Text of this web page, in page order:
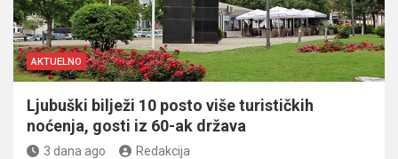
AKTUELNO
Ljubuški bilježi 10 posto više turističkih
noćenja, gosti iz 60-ak država
3 dana ago Redakcija